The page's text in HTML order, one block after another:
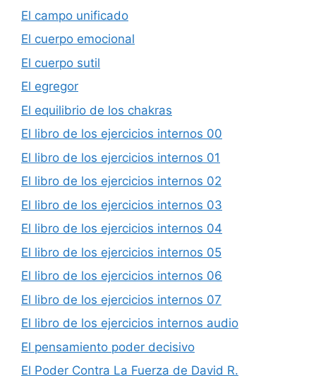
El campo unificado
El cuerpo emocional
El cuerpo sutil
El egregor
El equilibrio de los chakras
El libro de los ejercicios internos 00
El libro de los ejercicios internos 01
El libro de los ejercicios internos 02
El libro de los ejercicios internos 03
El libro de los ejercicios internos 04
El libro de los ejercicios internos 05
El libro de los ejercicios internos 06
El libro de los ejercicios internos 07
El libro de los ejercicios internos audio
El pensamiento poder decisivo
El Poder Contra La Fuerza de David R.